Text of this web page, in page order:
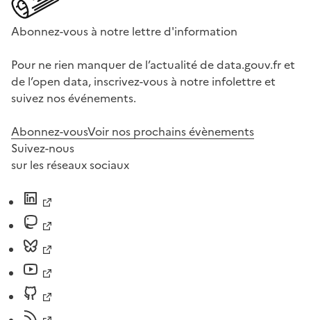
Abonnez-vous à notre lettre d'information
Pour ne rien manquer de l’actualité de data.gouv.fr et
de l’open data, inscrivez-vous à notre infolettre et
suivez nos événements.
Abonnez-vousVoir nos prochains évènements
Suivez-nous
sur les réseaux sociaux